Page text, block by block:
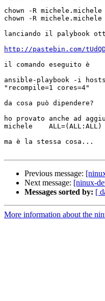
chown -R
chown -R michele.michele
lanciando il palybook
http://pastebin.com/
il comando eseguito è
ansible-playbook -i
"recompile=1 cores=4"
da cosa può dipendere?
ho provato anche ad
michele    ALL=(ALL:ALL)
ma è la stessa cosa...
Previous message:
Next message: [ninux-
Messages sorted by: [
More information about the